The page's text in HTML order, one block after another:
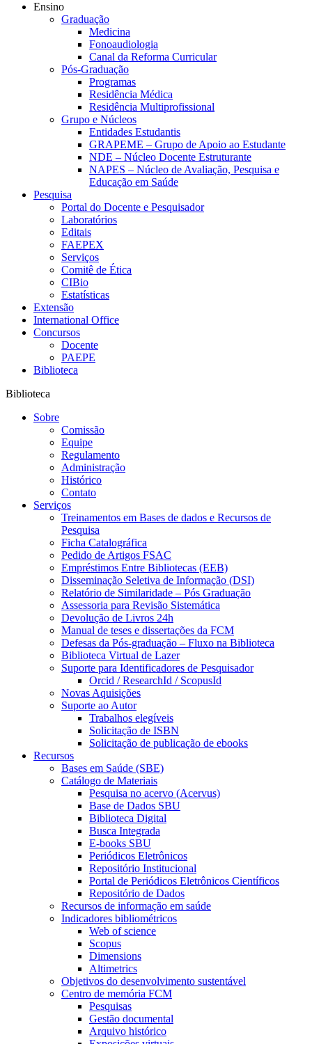
Ensino
Graduação
Medicina
Fonoaudiologia
Canal da Reforma Curricular
Pós-Graduação
Programas
Residência Médica
Residência Multiprofissional
Grupo e Núcleos
Entidades Estudantis
GRAPEME – Grupo de Apoio ao Estudante
NDE – Núcleo Docente Estruturante
NAPES – Núcleo de Avaliação, Pesquisa e
Educação em Saúde
Pesquisa
Portal do Docente e Pesquisador
Laboratórios
Editais
FAEPEX
Serviços
Comitê de Ética
CIBio
Estatísticas
Extensão
International Office
Concursos
Docente
PAEPE
Biblioteca
Biblioteca
Sobre
Comissão
Equipe
Regulamento
Administração
Histórico
Contato
Serviços
Treinamentos em Bases de dados e Recursos de
Pesquisa
Ficha Catalográfica
Pedido de Artigos FSAC
Empréstimos Entre Bibliotecas (EEB)
Disseminação Seletiva de Informação (DSI)
Relatório de Similaridade – Pós Graduação
Assessoria para Revisão Sistemática
Devolução de Livros 24h
Manual de teses e dissertações da FCM
Defesas da Pós-graduação – Fluxo na Biblioteca
Biblioteca Virtual de Lazer
Suporte para Identificadores de Pesquisador
Orcid / ResearchId / ScopusId
Novas Aquisições
Suporte ao Autor
Trabalhos elegíveis
Solicitação de ISBN
Solicitação de publicação de ebooks
Recursos
Bases em Saúde (SBE)
Catálogo de Materiais
Pesquisa no acervo (Acervus)
Base de Dados SBU
Biblioteca Digital
Busca Integrada
E-books SBU
Periódicos Eletrônicos
Repositório Institucional
Portal de Periódicos Eletrônicos Científicos
Repositório de Dados
Recursos de informação em saúde
Indicadores bibliométricos
Web of science
Scopus
Dimensions
Altimetrics
Objetivos do desenvolvimento sustentável
Centro de memória FCM
Pesquisas
Gestão documental
Arquivo histórico